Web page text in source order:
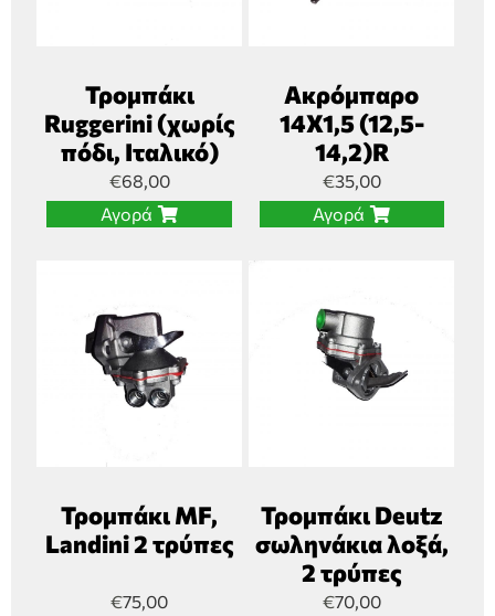
Τρομπάκι
Ruggerini (χωρίς
πόδι, Ιταλικό)
€68,00
Αγορά
Ακρόμπαρο
14Χ1,5 (12,5-
14,2)R
€35,00
Αγορά
Τρομπάκι MF,
Landini 2 τρύπες
€75,00
Τρομπάκι Deutz
σωληνάκια λοξά,
2 τρύπες
€70,00